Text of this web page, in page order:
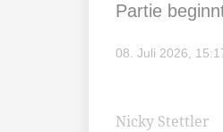
Partie
08. Juli 2026,
Nicky Stettler